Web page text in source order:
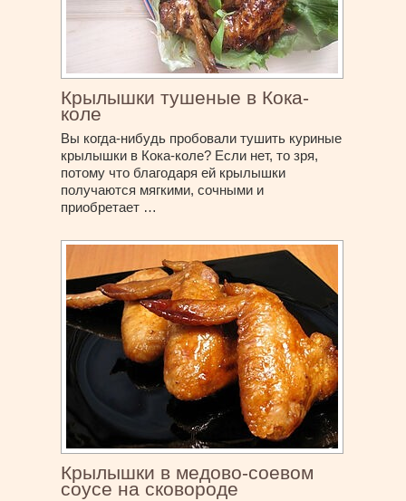
Крылышки тушеные в Кока-
коле
Вы когда-нибудь пробовали тушить куриные
крылышки в Кока-коле? Если нет, то зря,
потому что благодаря ей крылышки
получаются мягкими, сочными и
приобретает …
Крылышки в медово-соевом
соусе на сковороде